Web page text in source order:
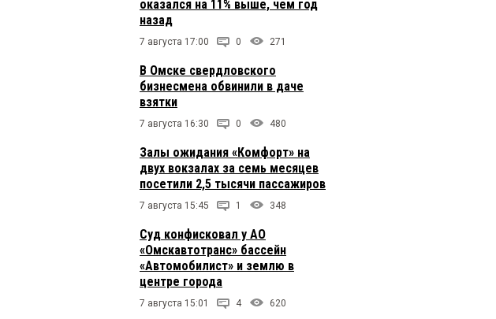
оказался на 11% выше, чем год
назад
7 августа 17:00 0 271
В Омске свердловского
бизнесмена обвинили в даче
взятки
7 августа 16:30 0 480
Залы ожидания «Комфорт» на
двух вокзалах за семь месяцев
посетили 2,5 тысячи пассажиров
7 августа 15:45 1 348
Суд конфисковал у АО
«Омскавтотранс» бассейн
«Автомобилист» и землю в
центре города
7 августа 15:01 4 620